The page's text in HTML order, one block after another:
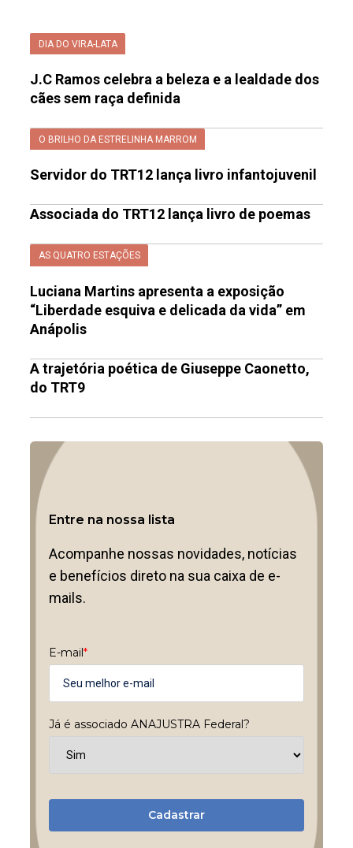
DIA DO VIRA-LATA
J.C Ramos celebra a beleza e a lealdade dos
cães sem raça definida
O BRILHO DA ESTRELINHA MARROM
Servidor do TRT12 lança livro infantojuvenil
Associada do TRT12 lança livro de poemas
AS QUATRO ESTAÇÕES
Luciana Martins apresenta a exposição
“Liberdade esquiva e delicada da vida” em
Anápolis
A trajetória poética de Giuseppe Caonetto,
do TRT9
Entre na nossa lista
Acompanhe nossas novidades, notícias
e benefícios direto na sua caixa de e-
mails.
E-mail*
Já é associado ANAJUSTRA Federal?
Cadastrar